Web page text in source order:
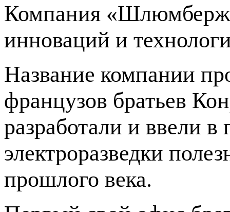
Компания
инноваций и
Название компании
французов братьев
разработали и ввели
электроразведки
прошлого века.